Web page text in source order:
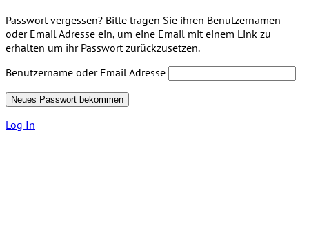
Passwort vergessen? Bitte tragen Sie ihren Benutzernamen
oder Email Adresse ein, um eine Email mit einem Link zu
erhalten um ihr Passwort zurückzusetzen.
Benutzername oder Email Adresse
Log In